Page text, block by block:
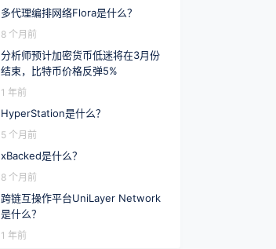
多代理编排网络Flora是什么？
8 个月前
分析师预计加密货币低迷将在3月份
结束，比特币价格反弹5%
1 年前
HyperStation是什么？
5 个月前
xBacked是什么？
8 个月前
跨链互操作平台UniLayer Network
是什么？
1 年前